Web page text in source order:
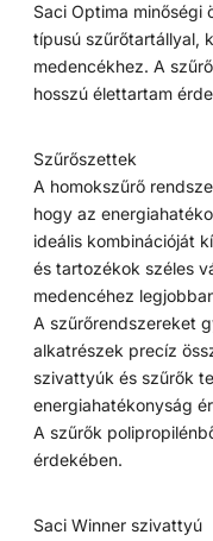
Saci Optima minőségi
típusú szűrőtartállyal,
medencékhez. A
hosszú élettartam
Szűrőszettek
A homokszűrő
hogy az
ideális kombinációját
és tartozékok széles
medencéhez
A szűrőrendszereket
alkatrészek precíz
szivattyúk és szűrők
energiahatékonyság
A szűrők
érdekében.
Saci Winner szivattyú